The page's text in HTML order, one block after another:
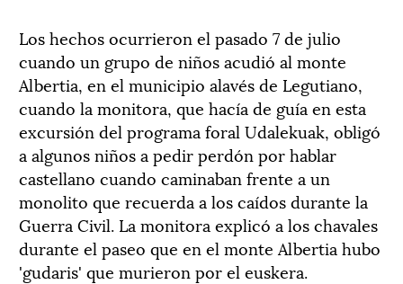
Los hechos ocurrieron el pasado 7 de julio
cuando un grupo de niños acudió al monte
Albertia, en el municipio alavés de Legutiano,
cuando la monitora, que hacía de guía en esta
excursión del programa foral Udalekuak, obligó
a algunos niños a pedir perdón por hablar
castellano cuando caminaban frente a un
monolito que recuerda a los caídos durante la
Guerra Civil. La monitora explicó a los chavales
durante el paseo que en el monte Albertia hubo
'gudaris' que murieron por el euskera.